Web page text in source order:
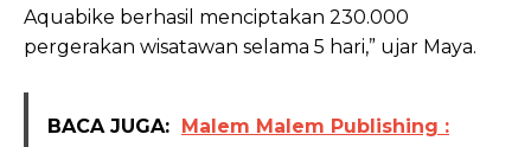
Aquabike berhasil menciptakan 230.000
pergerakan wisatawan selama 5 hari,” ujar Maya.
BACA JUGA: Malem Malem Publishing :